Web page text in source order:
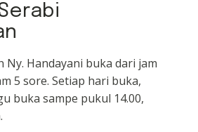
Ny. Handayani buka dari jam
5 sore. Setiap hari buka,
buka sampe pukul 14.00,